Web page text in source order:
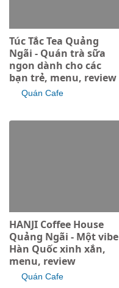
Túc Tắc Tea Quảng
Ngãi - Quán trà sữa
ngon dành cho các
bạn trẻ, menu, review
Quán Cafe
HANJI Coffee House
Quảng Ngãi - Một vibe
Hàn Quốc xinh xắn,
menu, review
Quán Cafe